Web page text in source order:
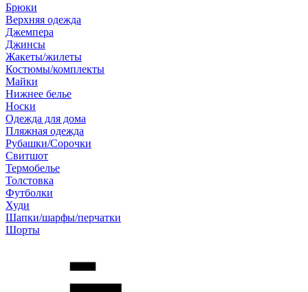
Брюки
Верхняя одежда
Джемпера
Джинсы
Жакеты/жилеты
Костюмы/комплекты
Майки
Нижнее белье
Носки
Одежда для дома
Пляжная одежда
Рубашки/Сорочки
Свитшот
Термобелье
Толстовка
Футболки
Худи
Шапки/шарфы/перчатки
Шорты